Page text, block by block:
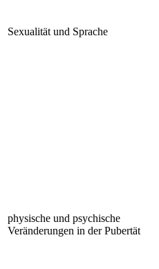
Sexualität und Sprache
physische und psychische
Veränderungen in der Pubertät